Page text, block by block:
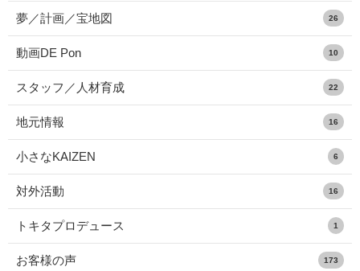
夢／計画／宝地図 26
動画DE Pon 10
スタッフ／人材育成 22
地元情報 16
小さなKAIZEN 6
対外活動 16
トキタプロデュース 1
お客様の声 173